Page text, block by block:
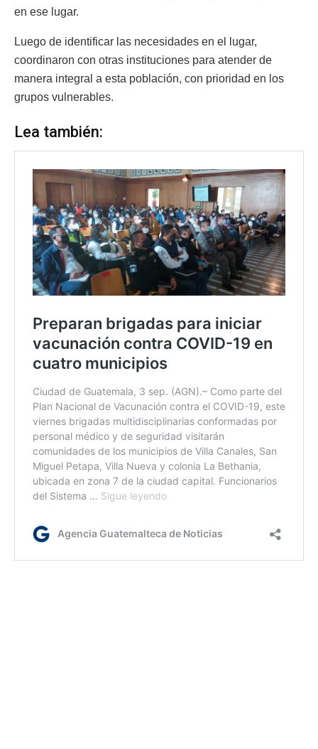
en ese lugar.
Luego de identificar las necesidades en el lugar,
coordinaron con otras instituciones para atender de
manera integral a esta población, con prioridad en los
grupos vulnerables.
Lea también: